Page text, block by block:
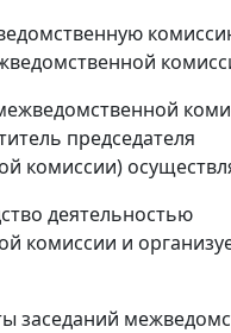
председателя
комиссии)
деятельностью
комиссии и
заседаний